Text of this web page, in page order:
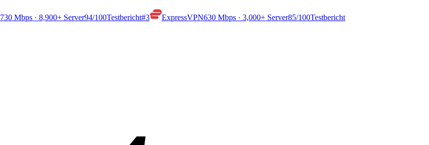
730 Mbps · 8,900+ Server94/100Testbericht#3 ExpressVPN630 Mbps · 3,000+ Server85/100Testbericht